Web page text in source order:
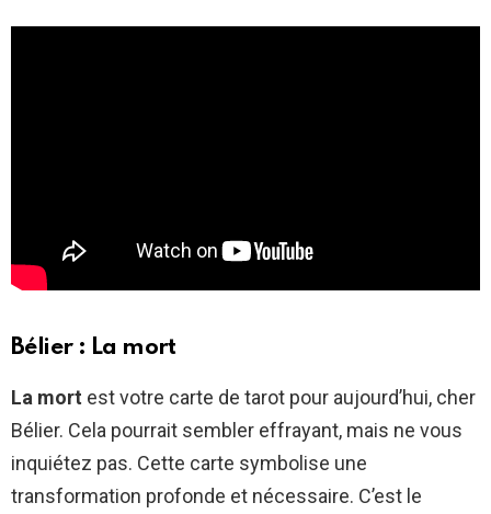
Bélier : La mort
La mort est votre carte de tarot pour aujourd’hui, cher
Bélier. Cela pourrait sembler effrayant, mais ne vous
inquiétez pas. Cette carte symbolise une
transformation profonde et nécessaire. C’est le